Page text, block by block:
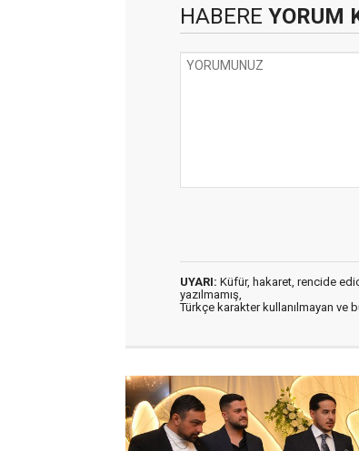
HABERE YORUM
UYARI: Küfür, hakaret, rencide
yazılmamış,
Türkçe karakter kullanılmayan ve